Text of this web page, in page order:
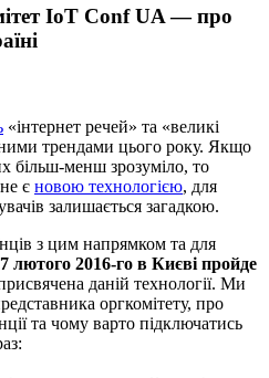
IoT Conf UA — про
«інтернет речей» та «великі
трендами цього року. Якщо
більш-менш зрозуміло, то
є новою технологією, для
залишається загадкою.
з цим напрямком та для
лютого 2016-го в Києві пройде
даній технології. Ми
оргкомітету, про
та чому варто підключатись